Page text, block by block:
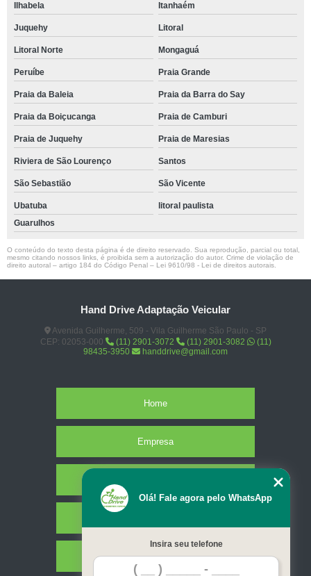
Ilhabela Itanhaém
Juquehy Litoral
Litoral Norte Mongaguá
Peruíbe Praia Grande
Praia da Baleia Praia da Barra do Say
Praia da Boiçucanga Praia de Camburi
Praia de Juquehy Praia de Maresias
Riviera de São Lourenço Santos
São Sebastião São Vicente
Ubatuba
litoral paulista
Guarulhos
O conteúdo do texto desta página é de direito reservado. Sua reprodução, parcial ou total,
mesmo citando nossos links, é proibida sem a autorização do autor. Crime de violação de
direito autoral – artigo 184 do Código Penal – Lei 9610/98 - Lei de direitos autorais
Hand Drive Adaptação Veicular
Avenida Guilherme, 509 - Vila Guilherme São Paulo - SP
CEP: 02053-000
(11) 2901-3072 (11) 2901-3082
(11)
98435-3950
handdrive@gmail.com
Home
Empresa
Contato
Olá! Fale agora pelo WhatsApp
Insira seu telefone